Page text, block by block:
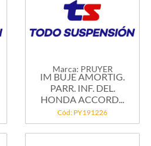
Marca: PRUYER
IM BUJE AMORTIG.
PARR. INF. DEL.
HONDA ACCORD...
Cód: PY191226